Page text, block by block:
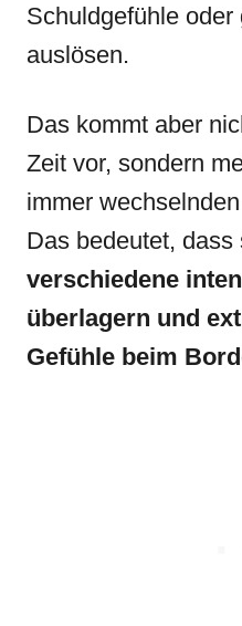
Schuldgefühle
auslösen.
Das kommt aber
Zeit vor, sondern
immer
Das bedeutet, dass
verschiedene
überlagern und
Gefühle beim